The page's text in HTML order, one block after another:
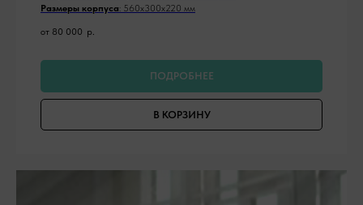
Размеры корпуса: 560х300х220 мм
от 80 000 р.
ПОДРОБНЕЕ
В КОРЗИНУ